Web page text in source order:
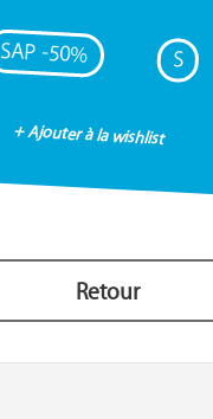
SAP -50% S
+ Ajouter à la wishlist
Retour